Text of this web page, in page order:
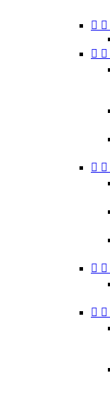
 
 
 
 
 